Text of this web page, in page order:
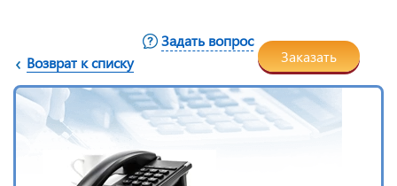
Возврат к списку
Задать вопрос
Заказать